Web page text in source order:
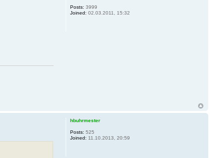
Posts: 3999
Joined: 02.03.2011, 15:32
hbuhrmester
Posts: 525
Joined: 11.10.2013, 20:59